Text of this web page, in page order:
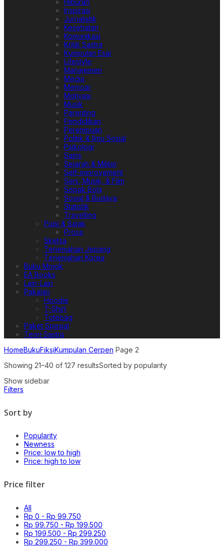
Hiburan
Inspirasi
Jurnalistik
Kesehatan
Komunikasi
Kritik Sastra
Kumpulan Esai
Lifestyle
Manajemen
Media
Memoar
Motivasi
Musik
Parenting
Pendidikan
Perempuan
Politik & Ilmu Sosial
Psikologi
Sains
Sejarah & Militer
Self-improvement
Seni, Musik, & Film
Sepak Bola
Sosial & Budaya
Statistik
Travelling
Puisi & Sajak
Prosa
Sketsa
Terjemahan Jepang
Terjemahan Korea
Buku Mojok
EA Books
Lain-Lain
Pakaian
Hoodie
T-Shirt
Totebag
Paket Spesial
Teori Sastra
HomeBukuFiksiKumpulan Cerpen Page 2
Showing 21–40 of 127 resultsSorted by popularity
Show sidebar
Filters
Sort by
Popularity
Newness
Price: low to high
Price: high to low
Price filter
All
Rp 0 - Rp 99.750
Rp 99.750 - Rp 199.500
Rp 199.500 - Rp 299.250
Rp 299.250 - Rp 399.000